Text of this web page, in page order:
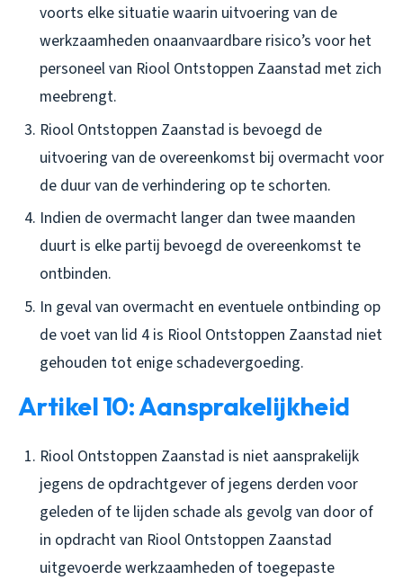
voorts elke situatie waarin uitvoering van de
werkzaamheden onaanvaardbare risico’s voor het
personeel van Riool Ontstoppen Zaanstad met zich
meebrengt.
Riool Ontstoppen Zaanstad is bevoegd de
uitvoering van de overeenkomst bij overmacht voor
de duur van de verhindering op te schorten.
Indien de overmacht langer dan twee maanden
duurt is elke partij bevoegd de overeenkomst te
ontbinden.
In geval van overmacht en eventuele ontbinding op
de voet van lid 4 is Riool Ontstoppen Zaanstad niet
gehouden tot enige schadevergoeding.
Artikel 10: Aansprakelijkheid
Riool Ontstoppen Zaanstad is niet aansprakelijk
jegens de opdrachtgever of jegens derden voor
geleden of te lijden schade als gevolg van door of
in opdracht van Riool Ontstoppen Zaanstad
uitgevoerde werkzaamheden of toegepaste